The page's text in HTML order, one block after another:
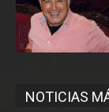
NOTICIAS